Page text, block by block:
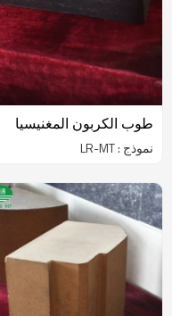
طوب الكربون المغنيسيا
نموذج : LR-MT